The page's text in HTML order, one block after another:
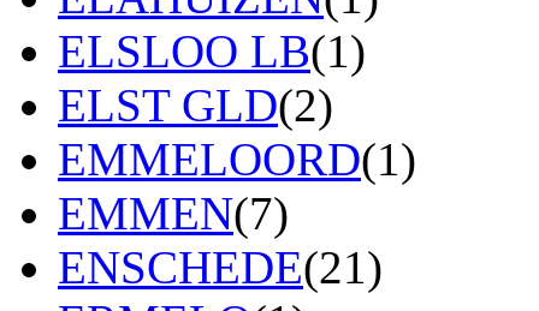
ELSLOO LB(1)
ELST GLD(2)
EMMELOORD(1)
EMMEN(7)
ENSCHEDE(21)